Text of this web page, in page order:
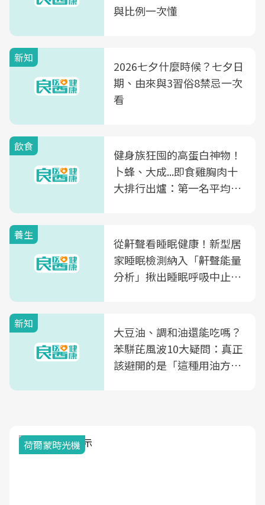
與比例一次懂
新知
2026七夕什麼時候？七夕日
期、由來與3習俗8禁忌一次
看
飲食
健身族狂囤的高蛋白神物！
卜蜂、大成...即食雞胸肉十
大排行出爐：第一名平均一
養生
從鼾聲看睡眠健康！新型居
家睡眠檢測納入「鼾聲能量
分析」揪出睡眠呼吸中止症
新知
大豆油、調和油還能吃嗎？
苯駢芘風波10大疑問：真正
該避開的是「這種用油方
荷爾蒙時光機